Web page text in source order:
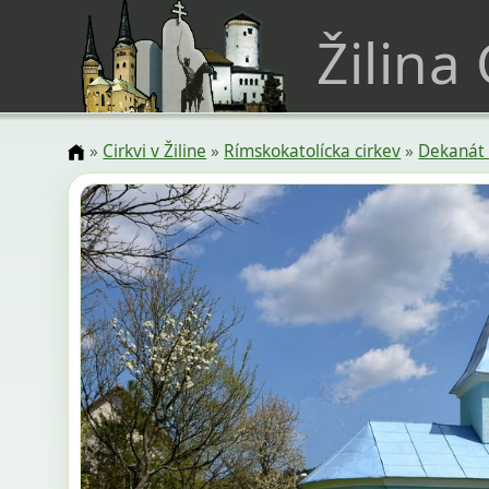
Žilina
» Cirkvi v Žiline » Rímskokatolícka cirkev»